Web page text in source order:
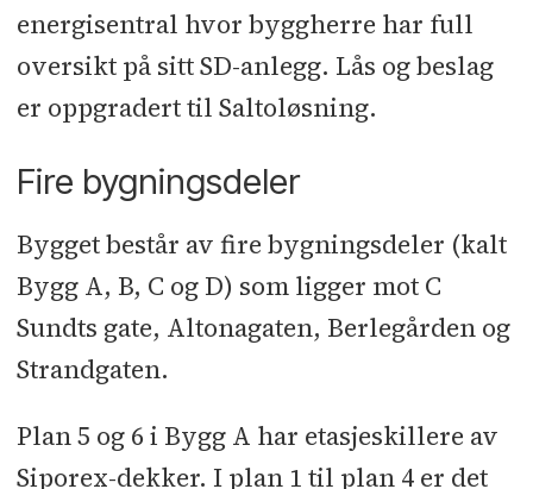
energisentral hvor byggherre har full
oversikt på sitt SD-anlegg. Lås og beslag
er oppgradert til Saltoløsning.
Fire bygningsdeler
Bygget består av fire bygningsdeler (kalt
Bygg A, B, C og D) som ligger mot C
Sundts gate, Altonagaten, Berlegården og
Strandgaten.
Plan 5 og 6 i Bygg A har etasjeskillere av
Siporex-dekker. I plan 1 til plan 4 er det